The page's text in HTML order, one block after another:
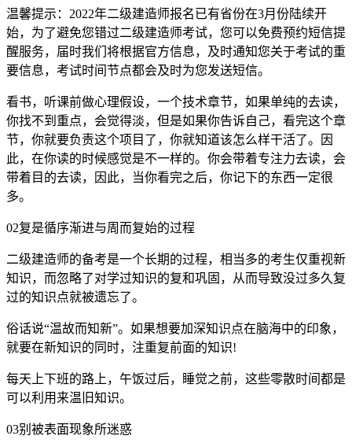
温馨提示：2022年二级建造师报名已有省份在3月份陆续开
始，为了避免您错过二级建造师考试，您可以免费预约短信提
醒服务，届时我们将根据官方信息，及时通知您关于考试的重
要信息，考试时间节点都会及时为您发送短信。
看书，听课前做心理假设，一个技术章节，如果单纯的去读，
你找不到重点，会觉得淡，但是如果你告诉自己，看完这个章
节，你就要负责这个项目了，你就知道该怎么样干活了。因
此，在你读的时候感觉是不一样的。你会带着专注力去读，会
带着目的去读，因此，当你看完之后，你记下的东西一定很
多。
02复是循序渐进与周而复始的过程
二级建造师的备考是一个长期的过程，相当多的考生仅重视新
知识，而忽略了对学过知识的复和巩固，从而导致没过多久复
过的知识点就被遗忘了。
俗话说“温故而知新”。如果想要加深知识点在脑海中的印象，
就要在新知识的同时，注重复前面的知识!
每天上下班的路上，午饭过后，睡觉之前，这些零散时间都是
可以利用来温旧知识。
03别被表面现象所迷惑